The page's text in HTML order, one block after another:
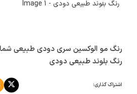
رنگ بلوند طبیعی دودی
اشتراک گذاری: